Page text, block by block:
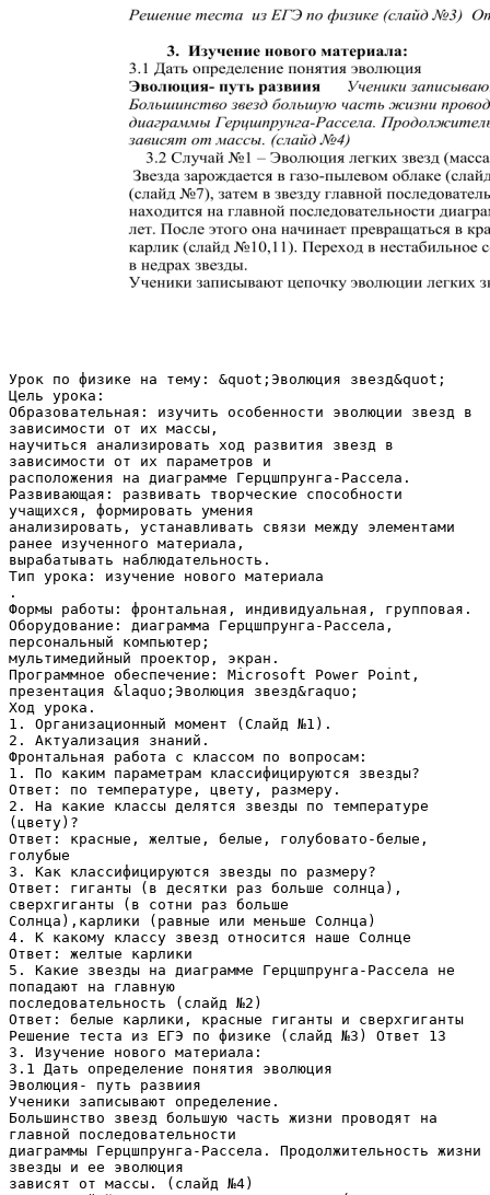
Урок по физике на тему: &quot;Эволюция звезд&quot;
Цель урока:
Образовательная: изучить особенности эволюции звезд в
зависимости от их массы,
научиться анализировать ход развития звезд в
зависимости от их параметров и
расположения на диаграмме Герцшпрунга-Рассела.
Развивающая: развивать творческие способности
учащихся, формировать умения
анализировать, устанавливать связи между элементами
ранее изученного материала,
вырабатывать наблюдательность.
Тип урока: изучение нового материала
.
Формы работы: фронтальная, индивидуальная, групповая.
Оборудование: диаграмма Герцшпрунга-Рассела,
персональный компьютер;
мультимедийный проектор, экран.
Программное обеспечение: Microsoft Power Point,
презентация &laquo;Эволюция звезд&raquo;
Ход урока.
1. Организационный момент (Слайд №1).
2. Актуализация знаний.
Фронтальная работа с классом по вопросам:
1. По каким параметрам классифицируются звезды?
Ответ: по температуре, цвету, размеру.
2. На какие классы делятся звезды по температуре
(цвету)?
Ответ: красные, желтые, белые, голубовато-белые,
голубые
3. Как классифицируются звезды по размеру?
Ответ: гиганты (в десятки раз больше солнца),
сверхгиганты (в сотни раз больше
Солнца),карлики (равные или меньше Солнца)
4. К какому классу звезд относится наше Солнце
Ответ: желтые карлики
5. Какие звезды на диаграмме Герцшпрунга-Рассела не
попадают на главную
последовательность (слайд №2)
Ответ: белые карлики, красные гиганты и сверхгиганты
Решение теста из ЕГЭ по физике (слайд №3) Ответ 13
3. Изучение нового материала:
3.1 Дать определение понятия эволюция
Эволюция- путь развиия
Ученики записывают определение.
Большинство звезд большую часть жизни проводят на
главной последовательности
диаграммы Герцшпрунга-Рассела. Продолжительность жизни
звезды и ее эволюция
зависят от массы. (слайд №4)